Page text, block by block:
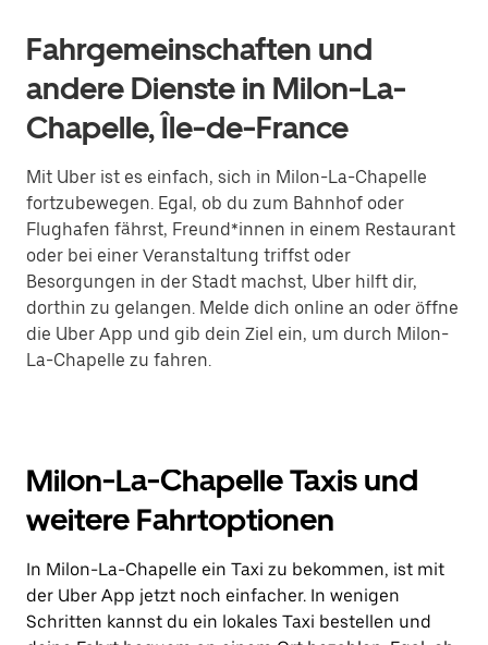
Fahrgemeinschaften und
andere Dienste in Milon-La-
Chapelle, Île-de-France
Mit Uber ist es einfach, sich in Milon-La-Chapelle
fortzubewegen. Egal, ob du zum Bahnhof oder
Flughafen fährst, Freund*innen in einem Restaurant
oder bei einer Veranstaltung triffst oder
Besorgungen in der Stadt machst, Uber hilft dir,
dorthin zu gelangen. Melde dich online an oder öffne
die Uber App und gib dein Ziel ein, um durch Milon-
La-Chapelle zu fahren.
Milon-La-Chapelle Taxis und
weitere Fahrtoptionen
In Milon-La-Chapelle ein Taxi zu bekommen, ist mit
der Uber App jetzt noch einfacher. In wenigen
Schritten kannst du ein lokales Taxi bestellen und